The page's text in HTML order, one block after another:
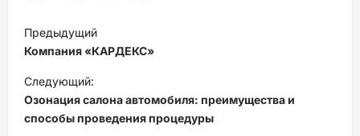
Н
а
в
и
г
Предыдущий
Компания «КАРДЕКС»
Следующий:
Озонация салона автомобиля: преимущества и
способы проведения процедуры